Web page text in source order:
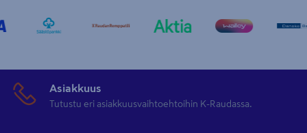
Asiakkuus
Tutustu eri asiakkuusvaihtoehtoihin K-Raudassa.